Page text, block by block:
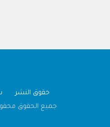
حقوق النشر
جميع الحقوق محفوظة © 1960-2025